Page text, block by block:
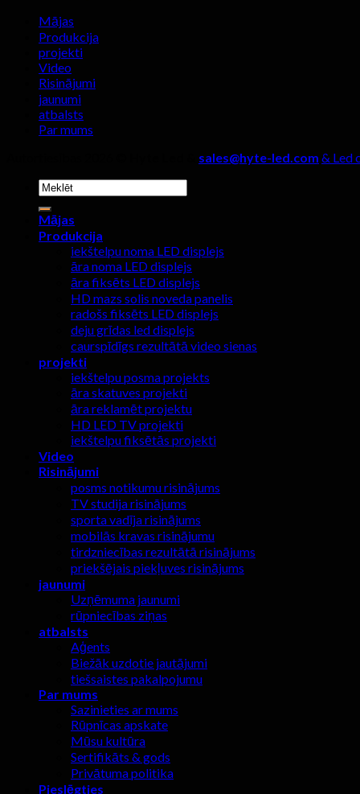
Mājas
Produkcija
projekti
Video
Risinājumi
jaunumi
atbalsts
Par mums
sales@hyte-led.com & Led
Meklēt:
Mājas
Produkcija
iekštelpu noma LED displejs
āra noma LED displejs
āra fiksēts LED displejs
HD mazs solis noveda panelis
radošs fiksēts LED displejs
deju grīdas led displejs
caurspīdīgs rezultātā video sienas
projekti
iekštelpu posma projekts
āra skatuves projekti
āra reklamēt projektu
HD LED TV projekti
iekštelpu fiksētās projekti
Video
Risinājumi
posms notikumu risinājums
TV studija risinājums
sporta vadīja risinājums
mobilās kravas risinājumu
tirdzniecības rezultātā risinājums
priekšējais piekļuves risinājums
jaunumi
Uzņēmuma jaunumi
rūpniecības ziņas
atbalsts
Aģents
Biežāk uzdotie jautājumi
tiešsaistes pakalpojumu
Par mums
Sazinieties ar mums
Rūpnīcas apskate
Mūsu kultūra
Sertifikāts & gods
Privātuma politika
Pieslēgties